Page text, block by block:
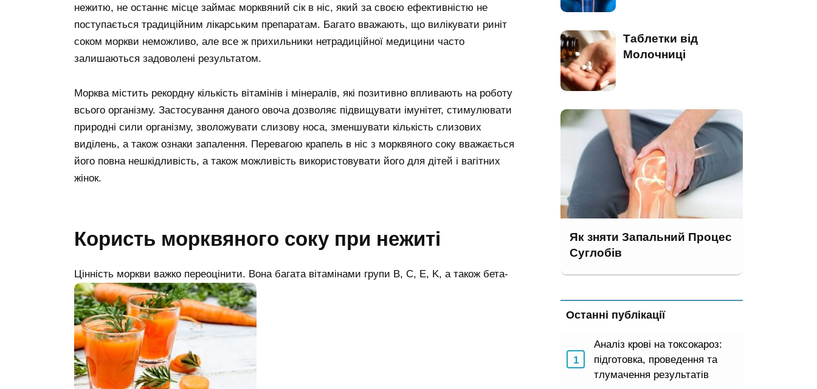
нежитю, не останнє місце займає морквяний сік в ніс, який за своєю ефективністю не
поступається традиційним лікарським препаратам. Багато вважають, що вилікувати риніт
соком моркви неможливо, але все ж прихильники нетрадиційної медицини часто
залишаються задоволені результатом.
Морква містить рекордну кількість вітамінів і мінералів, які позитивно впливають на роботу
всього організму. Застосування даного овоча дозволяє підвищувати імунітет, стимулювати
природні сили організму, зволожувати слизову носа, зменшувати кількість слизових
виділень, а також ознаки запалення. Перевагою крапель в ніс з морквяного соку вважається
його повна нешкідливість, а також можливість використовувати його для дітей і вагітних
жінок.
Користь морквяного соку при нежиті
Цінність моркви важко переоцінити. Вона багата вітамінами групи В, C, E, K, а також бета-
Таблетки від
Молочниці
Як зняти Запальний Процес
Суглобів
Останні публікації
Аналіз крові на токсокароз:
підготовка, проведення та
тлумачення результатів